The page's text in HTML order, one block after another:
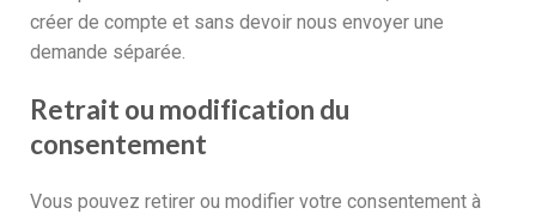
créer de compte et sans devoir nous envoyer une
demande séparée.
Retrait ou modification du
consentement
Vous pouvez retirer ou modifier votre consentement à